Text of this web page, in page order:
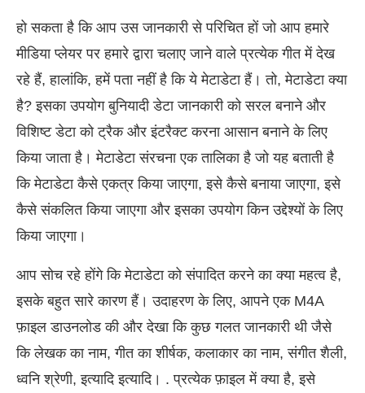
हो सकता है कि आप उस जानकारी से परिचित हों जो आप हमारे
मीडिया प्लेयर पर हमारे द्वारा चलाए जाने वाले प्रत्येक गीत में देख
रहे हैं, हालांकि, हमें पता नहीं है कि ये मेटाडेटा हैं। तो, मेटाडेटा क्या
है? इसका उपयोग बुनियादी डेटा जानकारी को सरल बनाने और
विशिष्ट डेटा को ट्रैक और इंटरैक्ट करना आसान बनाने के लिए
किया जाता है। मेटाडेटा संरचना एक तालिका है जो यह बताती है
कि मेटाडेटा कैसे एकत्र किया जाएगा, इसे कैसे बनाया जाएगा, इसे
कैसे संकलित किया जाएगा और इसका उपयोग किन उद्देश्यों के लिए
किया जाएगा।
आप सोच रहे होंगे कि मेटाडेटा को संपादित करने का क्या महत्व है,
इसके बहुत सारे कारण हैं। उदाहरण के लिए, आपने एक M4A
फ़ाइल डाउनलोड की और देखा कि कुछ गलत जानकारी थी जैसे
कि लेखक का नाम, गीत का शीर्षक, कलाकार का नाम, संगीत शैली,
ध्वनि श्रेणी, इत्यादि इत्यादि। . प्रत्येक फ़ाइल में क्या है, इसे